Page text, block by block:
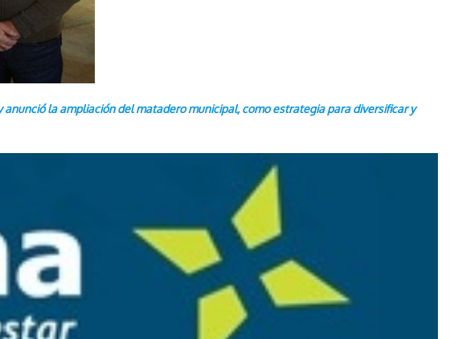
la ampliación del matadero municipal, como estrategia para diversificar y